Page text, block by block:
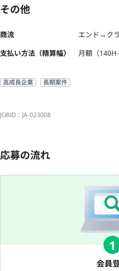
その他
商流
エンド→ク
支払い方法（精算幅）
月額（140H
高成長企業 長期案件
JOBID：JA-023008
応募の流れ
1
会員